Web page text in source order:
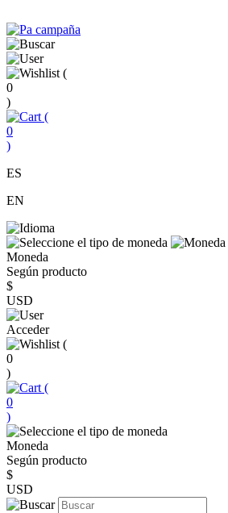
(
0
)
(
0
)
ES
EN
Moneda
Según producto
$
USD
Acceder
(
0
)
(
0
)
Moneda
Según producto
$
USD